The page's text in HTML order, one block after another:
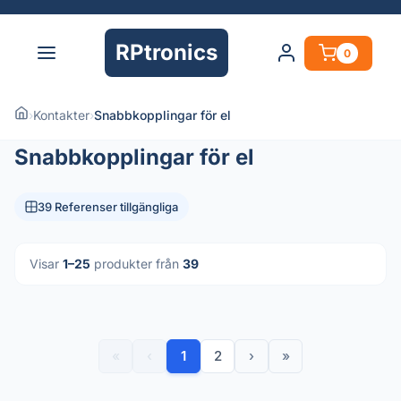
RPtronics 0
›Kontakter›Snabbkopplingar för el
Snabbkopplingar för el
39 Referenser tillgängliga
Visar 1–25 produkter från 39
1 2 › »